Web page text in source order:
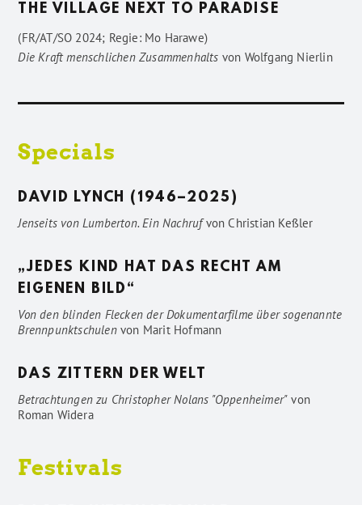
THE VILLAGE NEXT TO PARADISE
(FR/AT/SO 2024; Regie: Mo Harawe)
Die Kraft menschlichen Zusammenhalts von Wolfgang Nierlin
Specials
DAVID LYNCH (1946–2025)
Jenseits von Lumberton. Ein NachrufvonChristian Keßler
„JEDES KIND HAT DAS RECHT AM
EIGENEN BILD“
Von den blinden Flecken der Dokumentarfilme über sogenannte
Brennpunktschulenvon Marit Hofmann
DAS ZITTERN DER WELT
Betrachtungen zu Christopher Nolans "Oppenheimer" von
Roman Widera
Festivals